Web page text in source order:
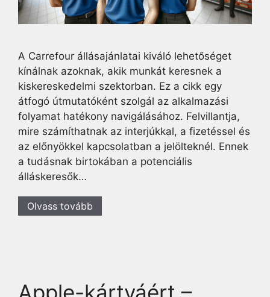
A Carrefour állásajánlatai kiváló lehetőséget
kínálnak azoknak, akik munkát keresnek a
kiskereskedelmi szektorban. Ez a cikk egy
átfogó útmutatóként szolgál az alkalmazási
folyamat hatékony navigálásához. Felvillantja,
mire számíthatnak az interjúkkal, a fizetéssel és
az előnyökkel kapcsolatban a jelölteknél. Ennek
a tudásnak birtokában a potenciális
álláskeresők…
Olvass tovább